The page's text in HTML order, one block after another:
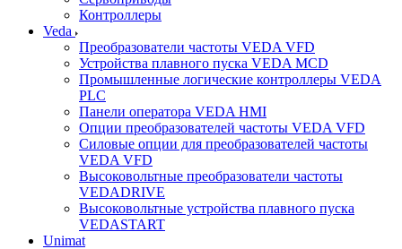
Контроллеры
Veda
Преобразователи частоты VEDA VFD
Устройства плавного пуска VEDA MCD
Промышленные логические контроллеры VEDA
PLC
Панели оператора VEDA HMI
Опции преобразователей частоты VEDA VFD
Силовые опции для преобразователей частоты
VEDA VFD
Высоковольтные преобразователи частоты
VEDADRIVE
Высоковольтные устройства плавного пуска
VEDASTART
Unimat